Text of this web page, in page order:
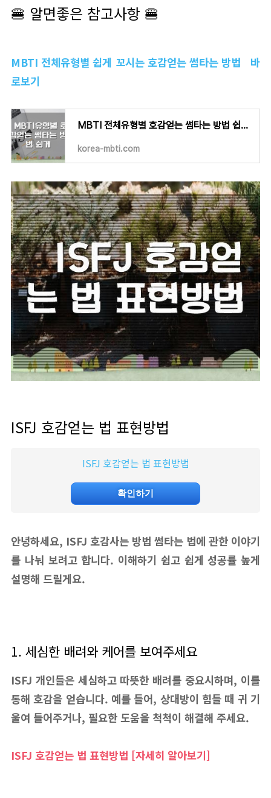
🍔 알면좋은 참고사항 🍔
MBTI 전체유형별 쉽게 꼬시는 호감얻는 썸타는 방법 바
로보기
MBTI 전체유형별 호감얻는 썸타는 방법 쉽게설명
korea-mbti.com
ISFJ 호감얻는 법 표현방법
ISFJ 호감얻는 법 표현방법
확인하기
안녕하세요, ISFJ 호감사는 방법 썸타는 법에 관한 이야기
를 나눠 보려고 합니다. 이해하기 쉽고 쉽게 성공률 높게
설명해 드릴게요.
1. 세심한 배려와 케어를 보여주세요
ISFJ 개인들은 세심하고 따뜻한 배려를 중요시하며, 이를
통해 호감을 얻습니다. 예를 들어, 상대방이 힘들 때 귀 기
울여 들어주거나, 필요한 도움을 척척이 해결해 주세요.
ISFJ 호감얻는 법 표현방법 [자세히 알아보기]